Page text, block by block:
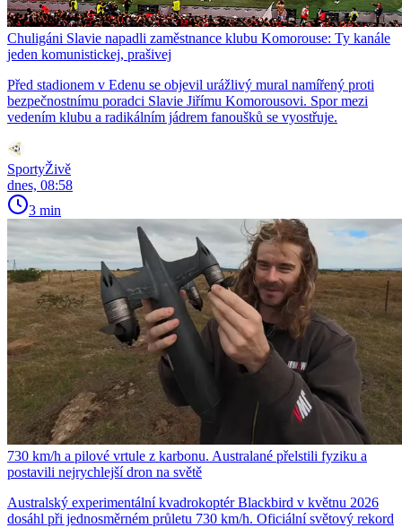
Chuligáni Slavie napadli zaměstnance klubu Komorouse: Ty kanále
jeden komunistickej, prašivej
Před stadionem v Edenu se objevil urážlivý mural namířený proti
bezpečnostnímu poradci Slavie Jiřímu Komorousovi. Spor mezi
vedením klubu a radikálním jádrem fanoušků se vyostřuje.
SportyŽivě
dnes, 08:58
3 min
730 km/h a pilové vrtule z karbonu. Australané přelstili fyziku a
postavili nejrychlejší dron na světě
Australský experimentální kvadrokoptér Blackbird v květnu 2026
dosáhl při jednosměrném průletu 730 km/h. Oficiální světový rekord